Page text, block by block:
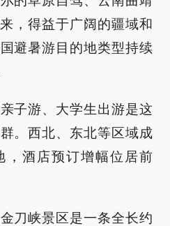
，得益于广阔的疆域和
避暑游目的地类型持续
子游、大学生出游是这
。西北、东北等区域成
，酒店预订增幅位居前
刀峡景区是一条全长约